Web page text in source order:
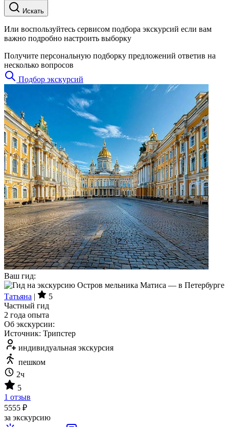
Искать
Или воспользуйтесь сервисом подбора экскурсий если вам
важно подробно настроить выборку
Получите персональную подборку предложений ответив на
несколько вопросов
Подбор экскурсий
Ваш гид:
Татьяна |
5
Частный гид
2 года опыта
Об экскурсии:
Источник: Трипстер
индивидуальная экскурсия
пешком
2ч
5
1 отзыв
5555 ₽
за экскурсию